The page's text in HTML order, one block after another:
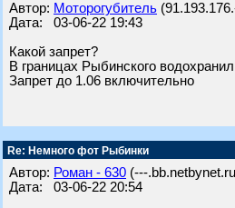
Автор: Моторогубитель
Дата: 03-06-22 19:43
Какой запрет?
В границах Рыбинского
Запрет до 1.06 включительно
Re: Немного фот Рыбинки
Автор: Роман - 630 (---
Дата: 03-06-22 20:54